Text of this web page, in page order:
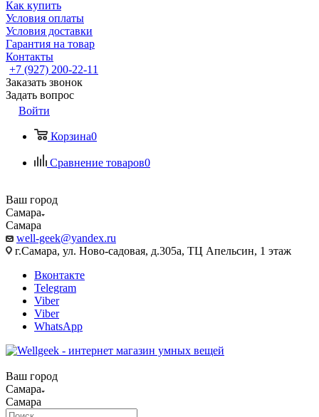
Как купить
Условия оплаты
Условия доставки
Гарантия на товар
Контакты
+7 (927) 200-22-11
Заказать звонок
Задать вопрос
Войти
Корзина0
Сравнение товаров0
Ваш город
Самара
Самара
well-geek@yandex.ru
г.Самара, ул. Ново-садовая, д.305а, ТЦ Апельсин, 1 этаж
Вконтакте
Telegram
Viber
Viber
WhatsApp
Ваш город
Самара
Самара